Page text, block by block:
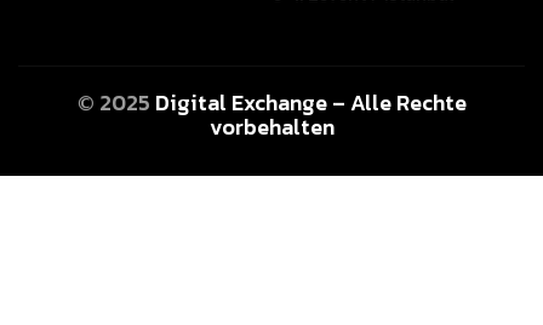
© 2025 Digital Exchange – Alle Rechte
vorbehalten